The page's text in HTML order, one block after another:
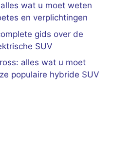
wat u moet weten
en verplichtingen
gids over de
SUV
alles wat u moet
populaire hybride SUV